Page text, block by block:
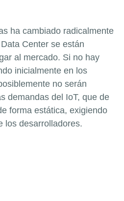
ha cambiado radicalmente
Center se están
al mercado. Si no hay
inicialmente en los
no serán
demandas del IoT, que de
forma estática, exigiendo
los desarrolladores.